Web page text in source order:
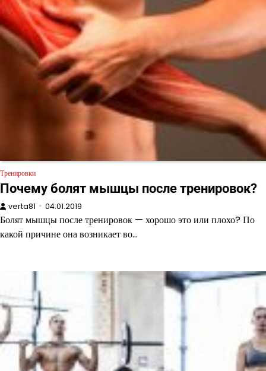
Тренировки
Почему болят мышцы после тренировок?
verta81 04.01.2019
Болят мышцы после тренировок — хорошо это или плохо? По
какой причине она возникает во…